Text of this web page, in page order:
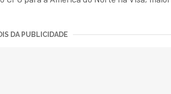
DA PUBLICIDADE